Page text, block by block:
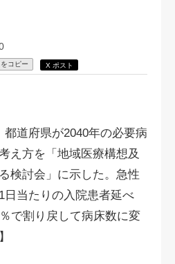
コピー X ポスト
道府県が2040年の必要病
え方を「地域医療構想及
検討会」に示した。急性
日当たりの入院患者延べ
で割り戻して病床数に変